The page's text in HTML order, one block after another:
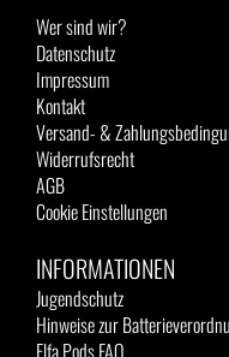
Wer sind wir?
Datenschutz
Impressum
Kontakt
Versand- &
Widerrufsrecht
AGB
Cookie Einstellungen
INFORMATIONEN
Jugendschutz
Hinweise zur
Elfa Pods FAQ